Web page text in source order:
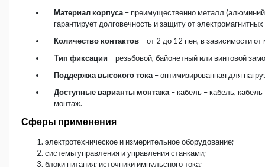
Материал корпуса – преимущественно металл
гарантирует долговечность и защиту от
Количество контактов – от 2 до 12 пен, в зависимости
Тип фиксации – резьбовой, байонетный или винтовой
Поддержка высокого тока – оптимизированная для
Доступные варианты монтажа – кабель – кабель,
монтаж.
Сферы применения
электротехническое и измерительное оборудование;
системы управления и управления станками;
блоки питания; источники импульсного тока;